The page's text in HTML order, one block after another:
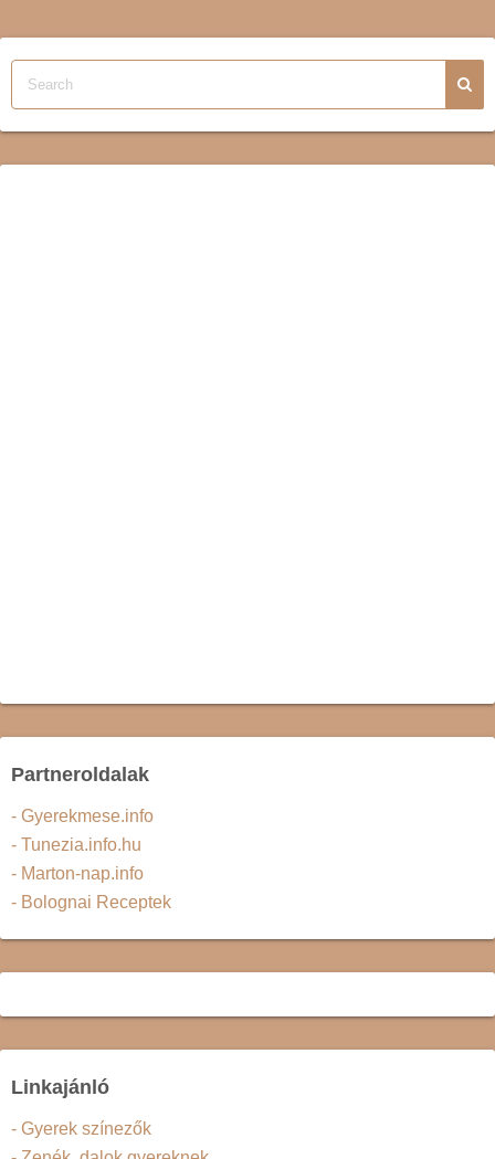
Partneroldalak
- Gyerekmese.info
- Tunezia.info.hu
- Marton-nap.info
- Bolognai Receptek
Linkajánló
- Gyerek színezők